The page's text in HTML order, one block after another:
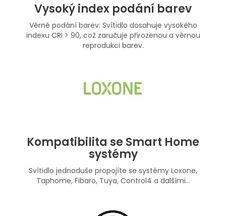
Vysoký index podání barev
Věrné podání barev: Svítidlo dosahuje vysokého
indexu CRI > 90, což zaručuje přirozenou a věrnou
reprodukci barev.
Kompatibilita se Smart Home
systémy
Svítidlo jednoduše propojíte se systémy Loxone,
Taphome, Fibaro, Tuya, Control4 a dalšími...